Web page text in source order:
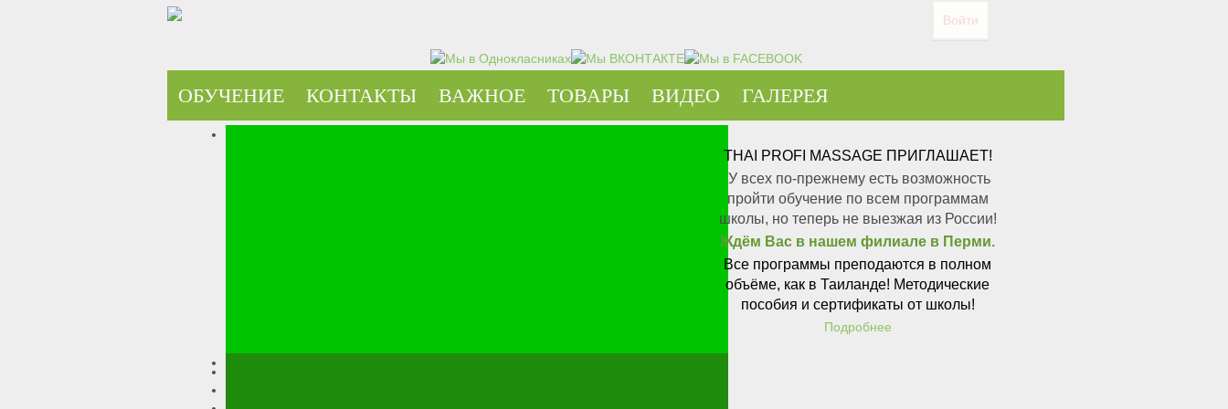
Войти
ОБУЧЕНИЕ КОНТАКТЫ ВАЖНОЕ ТОВАРЫ ВИДЕО ГАЛЕРЕЯ
THAI PROFI MASSAGE ПРИГЛАШАЕТ!
У всех по-прежнему есть возможность
пройти обучение по всем программам
школы, но теперь не выезжая из России!
Ждём Вас в нашем филиале в Перми.
Все программы преподаются в полном
объёме, как в Таиланде! Методические
пособия и сертификаты от школы!
Подробнее